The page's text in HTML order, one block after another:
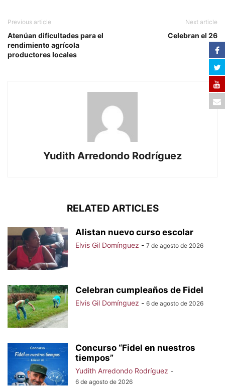
Previous article
Atenúan dificultades para el
rendimiento agrícola
productores locales
Next article
Celebran el 26
Yudith Arredondo Rodríguez
RELATED ARTICLES
Alistan nuevo curso escolar
Elvis Gil Domínguez - 7 de agosto de 2026
Celebran cumpleaños de Fidel
Elvis Gil Domínguez - 6 de agosto de 2026
Concurso “Fidel en nuestros
tiempos”
Yudith Arredondo Rodríguez -
6 de agosto de 2026